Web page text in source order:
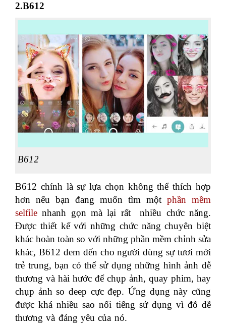
2.B612
B612
B612 chính là sự lựa chọn không thể thích hợp
hơn nếu bạn đang muốn tìm một phần mềm
selfile nhanh gọn mà lại rất nhiều chức năng.
Được thiết kế với những chức năng chuyên biệt
khác hoàn toàn so với những phần mềm chỉnh sửa
khác, B612 đem đến cho người dùng sự tươi mới
trẻ trung, bạn có thể sử dụng những hình ảnh dễ
thương và hài hước để chụp ảnh, quay phim, hay
chụp ảnh so deep cực đẹp. Ứng dụng này cũng
được khá nhiều sao nổi tiếng sử dụng vì đỗ dễ
thương và đáng yêu của nó.